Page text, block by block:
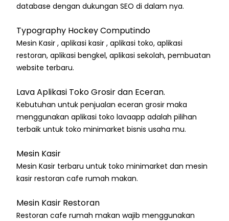
database dengan dukungan SEO di dalam nya.
Typography Hockey Computindo
Mesin Kasir , aplikasi kasir , aplikasi toko, aplikasi
restoran, aplikasi bengkel, aplikasi sekolah, pembuatan
website terbaru.
Lava Aplikasi Toko Grosir dan Eceran.
Kebutuhan untuk penjualan eceran grosir maka
menggunakan aplikasi toko lavaapp adalah pilihan
terbaik untuk toko minimarket bisnis usaha mu.
Mesin Kasir
Mesin Kasir terbaru untuk toko minimarket dan mesin
kasir restoran cafe rumah makan.
Mesin Kasir Restoran
Restoran cafe rumah makan wajib menggunakan